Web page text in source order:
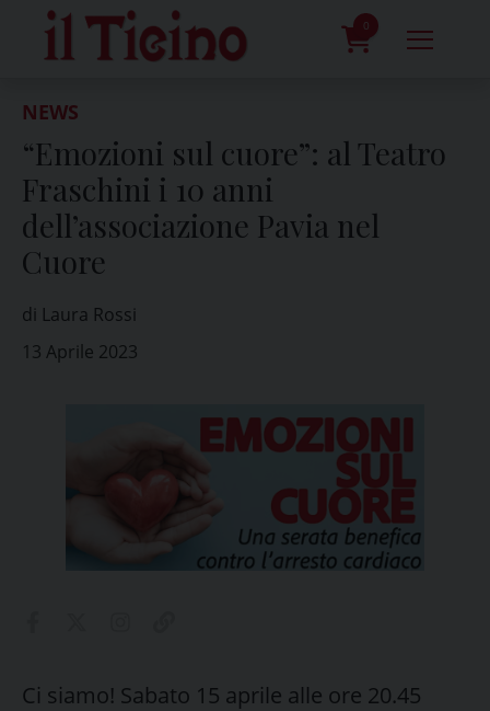
content
0
NEWS
“Emozioni sul cuore”: al Teatro
Fraschini i 10 anni
dell’associazione Pavia nel
Cuore
di Laura Rossi
13 Aprile 2023
Ci siamo! Sabato 15 aprile alle ore 20.45